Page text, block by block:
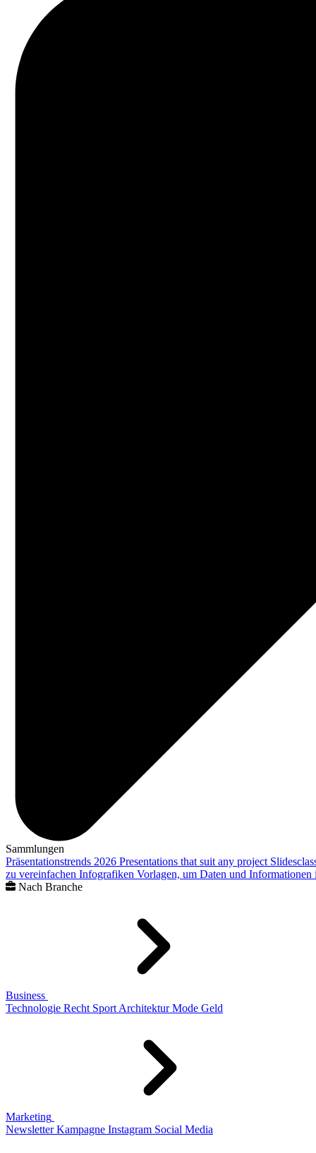
Sammlungen
Präsentationstrends 2026 Presentations that suit any project
zu vereinfachen Infografiken Vorlagen, um Daten und
Nach Branche
Business
Technologie Recht Sport Architektur Mode Geld
Marketing
Newsletter Kampagne Instagram Social Media